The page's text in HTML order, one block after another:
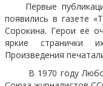
Первые
появились в газете
Сорокина. Герои её
яркие странички
Произведения
В 1970 году